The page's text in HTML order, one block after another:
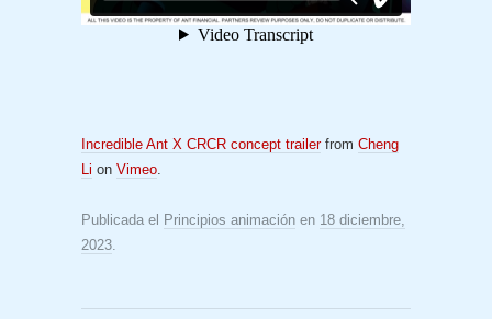
Incredible Ant X CRCR concept trailerfrom Cheng
Li on Vimeo
Publicada el Principios animación en 18 diciembre,
2023